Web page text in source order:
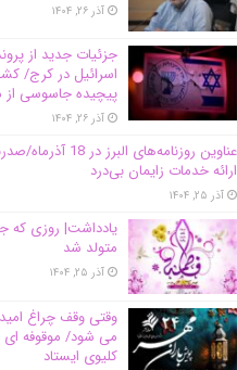
آذر ۲۶, ۱۴۰۴
جزئیات جدید از
اسرائیل در کرج/‌
پیچیده جاسوسی از
آذر ۲۶, ۱۴۰۴
عناوین روزنامه‌های البرز
ارائه خدمات زایمان بی‌درد
آذر ۲۵, ۱۴۰۴
یادداشت| روزی که
متولد شد
آذر ۲۵, ۱۴۰۴
وقتی وقف چراغ امید
می شود/ موقوفه ای
کلیوی ایستاد